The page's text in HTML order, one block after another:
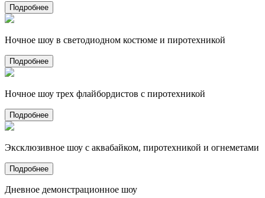
Подробнее
Ночное шоу в светодиодном костюме и пиротехникой
Подробнее
Ночное шоу трех флайбордистов с пиротехникой
Подробнее
Эксклюзивное шоу с аквабайком, пиротехникой и огнеметами
Подробнее
Дневное демонстрационное шоу